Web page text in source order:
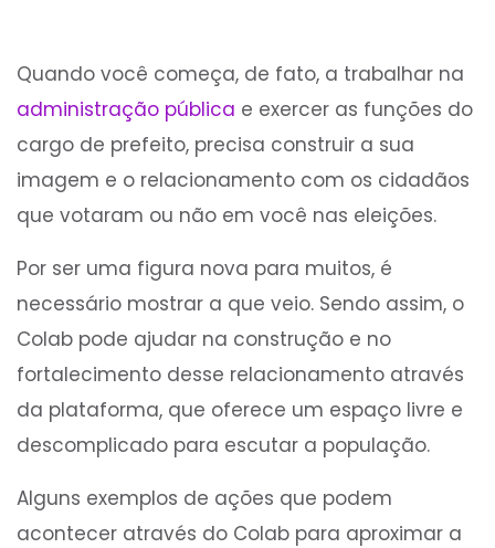
Quando você começa, de fato, a trabalhar na
administração pública e exercer as funções do
cargo de prefeito, precisa construir a sua
imagem e o relacionamento com os cidadãos
que votaram ou não em você nas eleições.
Por ser uma figura nova para muitos, é
necessário mostrar a que veio. Sendo assim, o
Colab pode ajudar na construção e no
fortalecimento desse relacionamento através
da plataforma, que oferece um espaço livre e
descomplicado para escutar a população.
Alguns exemplos de ações que podem
acontecer através do Colab para aproximar a